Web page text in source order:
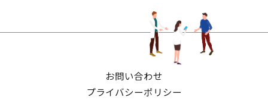
お問い合わせ
プライバシーポリシー